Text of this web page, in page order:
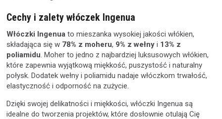
Cechy i zalety włóczek Ingenua
Włóczki Ingenua to mieszanka wysokiej jakości włókien,
składająca się w 78% z moheru, 9% z wełny i 13% z
poliamidu. Moher to jedno z najbardziej luksusowych włókien,
które zapewnia wyjątkową miękkość, puszystość i naturalny
połysk. Dodatek wełny i poliamidu nadaje włóczkom trwałość,
elastyczność i odporność na zużycie.
Dzięki swojej delikatności i miękkości, włóczki Ingenua są
idealne do tworzenia projektów, które dosłownie otulają Cię